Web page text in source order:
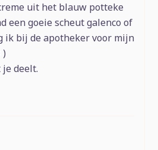
uit het blauw potteke
een goeie scheut galenco of
ik bij de apotheker voor mijn
deelt.